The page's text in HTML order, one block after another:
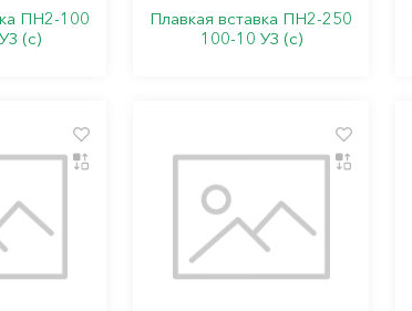
ПН2-100
(с)
Плавкая вставка ПН2-250
100-10 УЗ (с)